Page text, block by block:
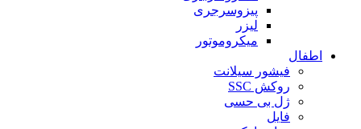
پیزوسرجری
لیزر
میکروموتور
اطفال
فیشور سیلانت
روکش SSC
ژل بی حسی
فایل